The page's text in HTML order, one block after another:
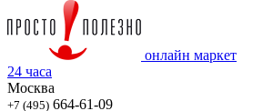
онлайн маркет
24 часа
Москва
+7 (495) 664-61-09